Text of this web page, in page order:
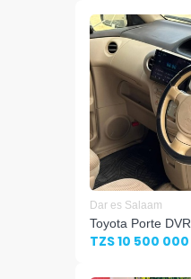
Dar es Salaam
Toyota Porte DVR
TZS 10 500 000